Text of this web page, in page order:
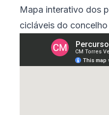
Mapa interativo dos
cicláveis do